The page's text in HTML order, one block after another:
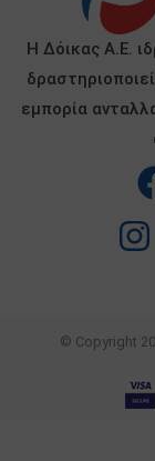
Η Δόικας Α.Ε.
εμπορία
© Copyright